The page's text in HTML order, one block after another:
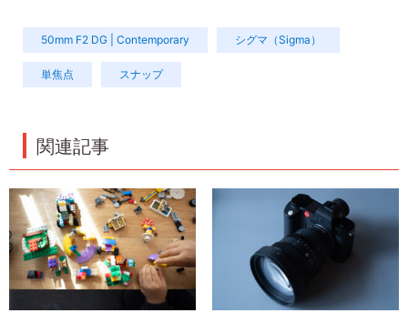
50mm F2 DG | Contemporary シグマ（Sigma）
単焦点 スナップ
関連記事